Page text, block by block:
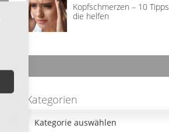
Kopfschmerzen – 10 Tipps
die helfen
Kategorien